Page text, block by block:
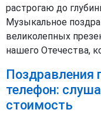
растрогаю до
Музыкальное
великолепных
нашего Отечества,
Поздравления
телефон:
стоимость